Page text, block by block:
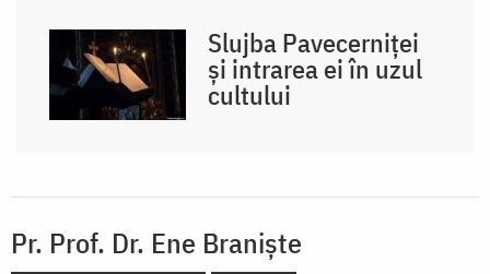
Slujba Pavecerniței
și intrarea ei în uzul
cultului
Pr. Prof. Dr. Ene Braniște